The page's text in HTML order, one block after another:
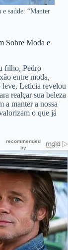
saúde: “Manter
Sobre Moda e
filho, Pedro
entre moda,
leve, Leticia revelou
realçar sua beleza
a manter a nossa
o que já